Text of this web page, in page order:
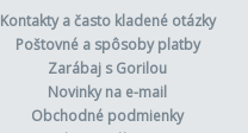
Kontakty a často kladené otázky
Poštovné a spôsoby platby
Zarábaj s Gorilou
Novinky na e-mail
Obchodné podmienky